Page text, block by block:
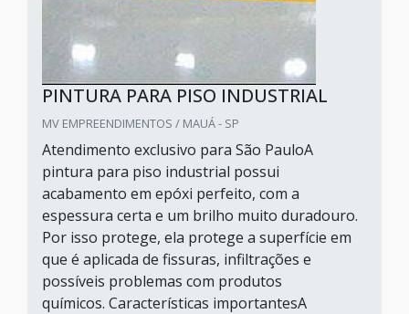
PINTURA PARA PISO INDUSTRIAL
MV EMPREENDIMENTOS / MAUÁ - SP
Atendimento exclusivo para São PauloA
pintura para piso industrial possui
acabamento em epóxi perfeito, com a
espessura certa e um brilho muito duradouro.
Por isso protege, ela protege a superfície em
que é aplicada de fissuras, infiltrações e
possíveis problemas com produtos
químicos. Características importantesA